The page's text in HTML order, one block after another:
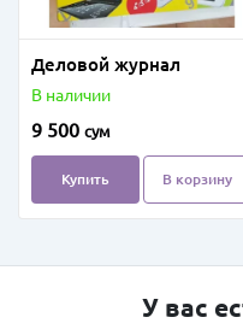
Деловой журнал
В наличии
9 500 сум
Купить В корзину
У вас